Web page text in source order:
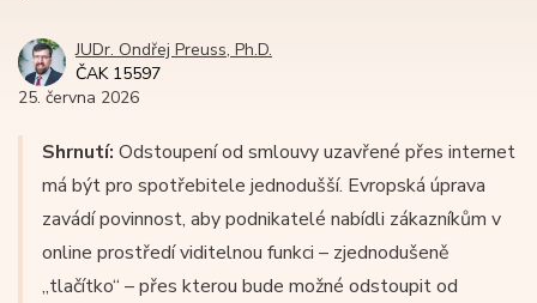
JUDr. Ondřej Preuss, Ph.D.
ČAK 15597
25. června 2026
Shrnutí: Odstoupení od smlouvy uzavřené přes internet
má být pro spotřebitele jednodušší. Evropská úprava
zavádí povinnost, aby podnikatelé nabídli zákazníkům v
online prostředí viditelnou funkci – zjednodušeně
„tlačítko“ – přes kterou bude možné odstoupit od